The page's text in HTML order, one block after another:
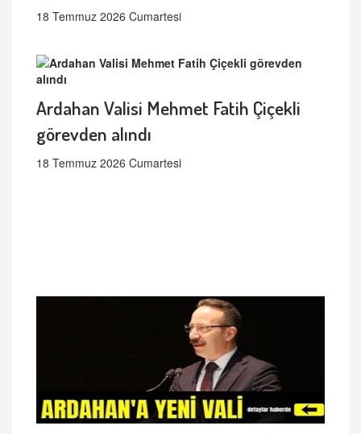
18 Temmuz 2026 Cumartesi
Ardahan Valisi Mehmet Fatih Çiçekli
görevden alındı
18 Temmuz 2026 Cumartesi